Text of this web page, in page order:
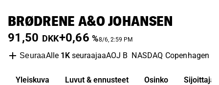
BRØDRENE A&O JOHANSEN
91,50 DKK+0,66 %8/6, 2:59 PM
SeuraaAlle 1KseuraajaaAOJ B NASDAQ Copenhagen
Yleiskuva Luvut & ennusteet Osinko